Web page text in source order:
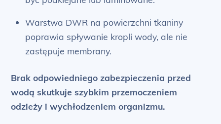
Warstwa DWR na powierzchni tkaniny
poprawia spływanie kropli wody, ale nie
zastępuje membrany.
Brak odpowiedniego zabezpieczenia przed
wodą skutkuje szybkim przemoczeniem
odzieży i wychłodzeniem organizmu.